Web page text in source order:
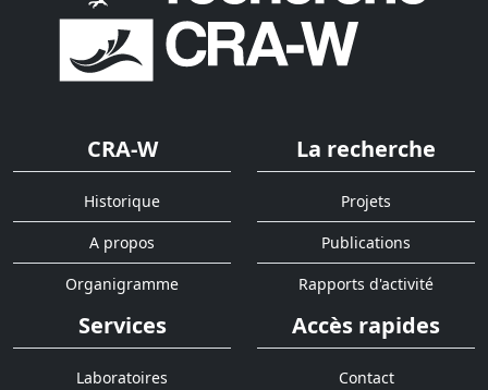
CRA-W
Historique
A propos
Organigramme
La recherche
Projets
Publications
Rapports d'activité
Services
Laboratoires
Accès rapides
Contact